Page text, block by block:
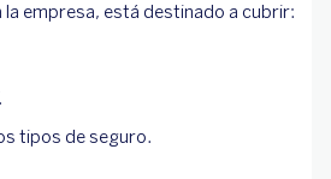
la empresa, está destinado a cubrir:
tipos de seguro.